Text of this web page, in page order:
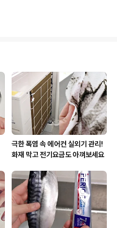
태에서 마사지
주위는 간이나 위,
. 신장이 약해지
다크서클이 생기
부은 눈꺼풀 - 신
등을 의심할 수 있
면 위장, 발이 자..
극한 폭염 속 에어컨 실외기 관리!
화재 막고 전기요금도 아껴보세요